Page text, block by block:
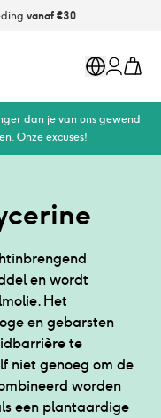
vanaf €30
Markets
Account
Cart
dan je van ons gewend
Onze excuses!
en wordt
Het
en gebarsten
te
niet genoeg om de
worden
een plantaardige